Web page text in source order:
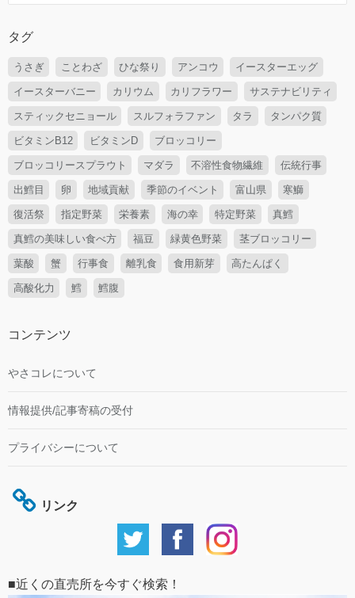
タグ
うさぎ ことわざ ひな祭り アンコウ イースターエッグ
イースターバニー カリウム カリフラワー サステナビリティ
スティックセニョール スルフォラファン タラ タンパク質
ビタミンB12 ビタミンD ブロッコリー
ブロッコリースプラウト マダラ 不溶性食物繊維 伝統行事
出鱈目 卵 地域貢献 季節のイベント 富山県 寒鰤
復活祭 指定野菜 栄養素 海の幸 特定野菜 真鱈
真鱈の美味しい食べ方 福豆 緑黄色野菜 茎ブロッコリー
葉酸 蟹 行事食 離乳食 食用新芽 高たんぱく
高酸化力 鱈 鱈腹
コンテンツ
やさコレについて
情報提供/記事寄稿の受付
プライバシーについて
リンク
■近くの直売所を今すぐ検索！